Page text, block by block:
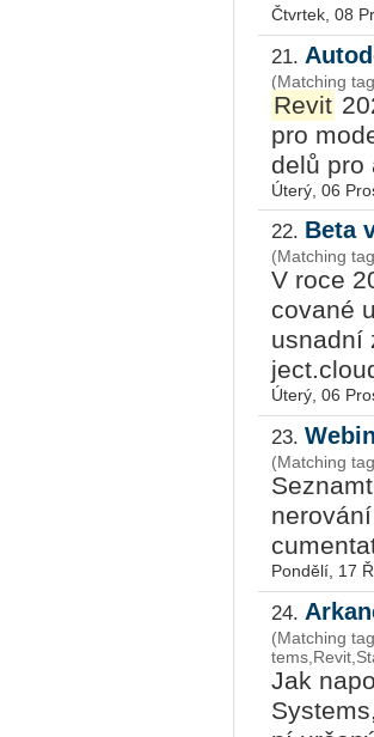
Čtvrtek, 08
21.
(Matching
Revit
pro
de­lů pro
Úterý, 06
22. Beta
(Matching
V roce
co­va­né
usnad­ní
Úterý, 06
23.
(Matching
Pondělí, 17
24.
(Matching
Jak